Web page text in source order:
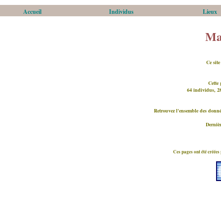
Accueil Individus Lieux
Ce
Cette
64 individus,
Retrouvez l'ensemble des
Ces pages ont été